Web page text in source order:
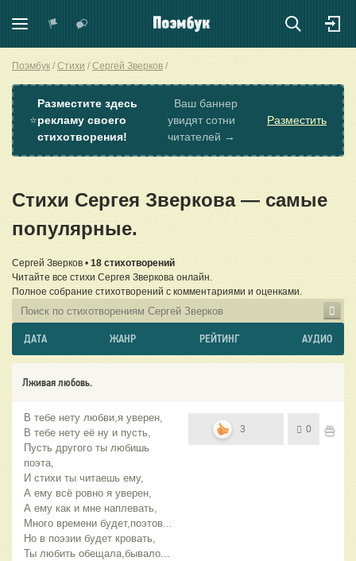
Поэмбук Стихи Сергей Зверков
⭐
Разместите здесь
рекламу своего
стихотворения!
Ваш баннер
увидят сотни
читателей →
Разместить
Стихи Сергея Зверкова — самые
популярные.
Сергей Зверков • 18 стихотворений
Читайте все стихи Сергея Зверкова онлайн.
Полное собрание стихотворений с комментариями и оценками.
ДАТА ЖАНР РЕЙТИНГ АУДИО
Лживая любовь.
В тебе нету любви,я уверен,
В тебе нету её ну и пусть,
Пусть другого ты любишь
поэта,
И стихи ты читаешь ему,
А ему всё ровно я уверен,
А ему как и мне наплевать,
Много времени будет,поэтов...
Но в поэзии будет кровать,
Ты любить обещала,бывало...
3 0